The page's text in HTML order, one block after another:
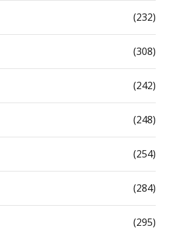
(232)
(308)
(242)
(248)
(254)
(284)
(295)